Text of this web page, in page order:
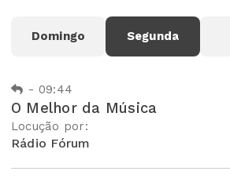
Domingo Segunda
- 09:44
O Melhor da Música
Locução por:
Rádio Fórum